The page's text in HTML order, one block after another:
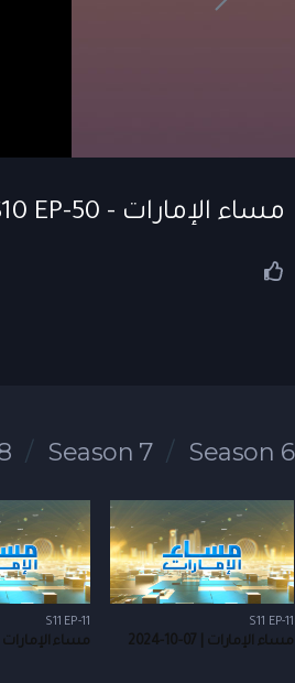
مساء الإمارات - S10 EP-50 - مساء الإمارات | 04-7-2024
Season 6
Season 7
S11 EP-11
مساء الإمارات | 07-10-2024
S11 EP-11
مساء الإمارات | 04-10-